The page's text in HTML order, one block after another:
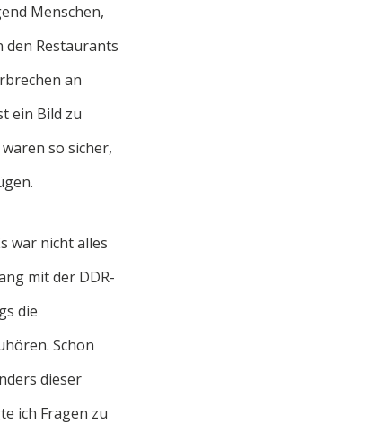
Menschen,
den Restaurants
an
ein Bild zu
so sicher,
war nicht alles
mit der DDR-
die
Schon
dieser
ich Fragen zu